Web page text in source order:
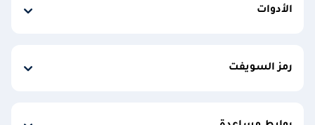
الأدوات
رمز السويفت